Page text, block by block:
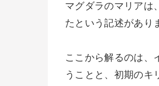
マグダラのマリアは
たという記述があり
ここから解るのは、
うことと、初期のキ